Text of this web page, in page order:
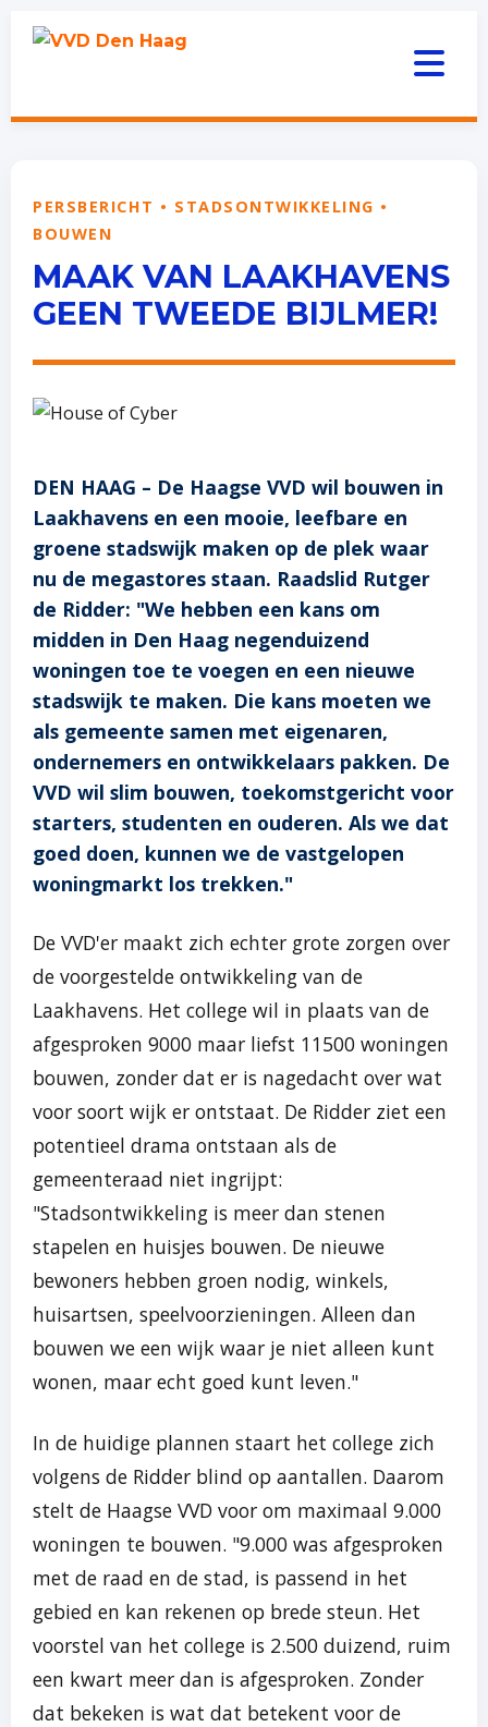
PERSBERICHT • STADSONTWIKKELING •
BOUWEN
MAAK VAN LAAKHAVENS
GEEN TWEEDE BIJLMER!
DEN HAAG – De Haagse VVD wil bouwen in
Laakhavens en een mooie, leefbare en
groene stadswijk maken op de plek waar
nu de megastores staan. Raadslid Rutger
de Ridder: "We hebben een kans om
midden in Den Haag negenduizend
woningen toe te voegen en een nieuwe
stadswijk te maken. Die kans moeten we
als gemeente samen met eigenaren,
ondernemers en ontwikkelaars pakken. De
VVD wil slim bouwen, toekomstgericht voor
starters, studenten en ouderen. Als we dat
goed doen, kunnen we de vastgelopen
woningmarkt los trekken."
De VVD'er maakt zich echter grote zorgen over
de voorgestelde ontwikkeling van de
Laakhavens. Het college wil in plaats van de
afgesproken 9000 maar liefst 11500 woningen
bouwen, zonder dat er is nagedacht over wat
voor soort wijk er ontstaat. De Ridder ziet een
potentieel drama ontstaan als de
gemeenteraad niet ingrijpt:
"Stadsontwikkeling is meer dan stenen
stapelen en huisjes bouwen. De nieuwe
bewoners hebben groen nodig, winkels,
huisartsen, speelvoorzieningen. Alleen dan
bouwen we een wijk waar je niet alleen kunt
wonen, maar echt goed kunt leven."
In de huidige plannen staart het college zich
volgens de Ridder blind op aantallen. Daarom
stelt de Haagse VVD voor om maximaal 9.000
woningen te bouwen. "9.000 was afgesproken
met de raad en de stad, is passend in het
gebied en kan rekenen op brede steun. Het
voorstel van het college is 2.500 duizend, ruim
een kwart meer dan is afgesproken. Zonder
dat bekeken is wat dat betekent voor de